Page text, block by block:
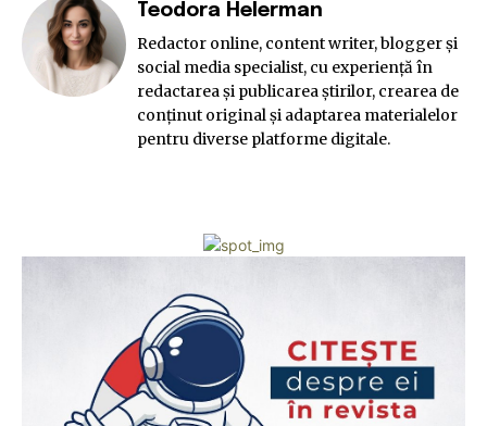
Teodora Helerman
Redactor online, content writer, blogger și
social media specialist, cu experiență în
redactarea și publicarea știrilor, crearea de
conținut original și adaptarea materialelor
pentru diverse platforme digitale.